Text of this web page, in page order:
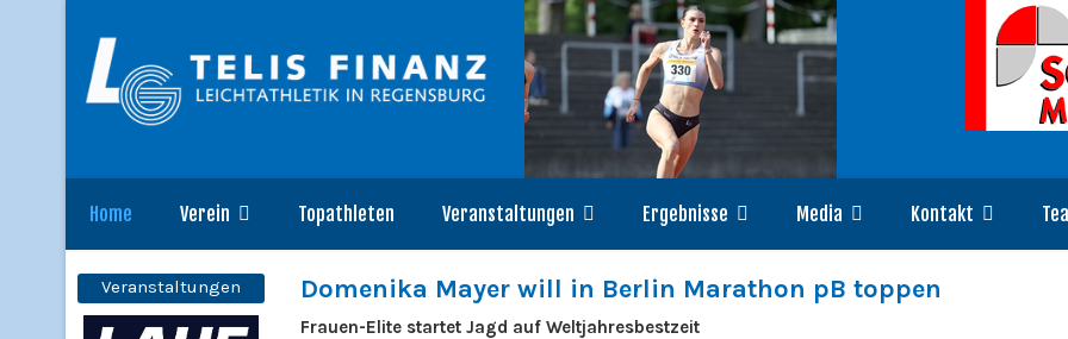
Home Verein Topathleten Veranstaltungen Ergebnisse Media Kontakt
Veranstaltungen Domenika Mayer will in Berlin Marathon pB toppen
Frauen-Elite startet Jagd auf Weltjahresbestzeit